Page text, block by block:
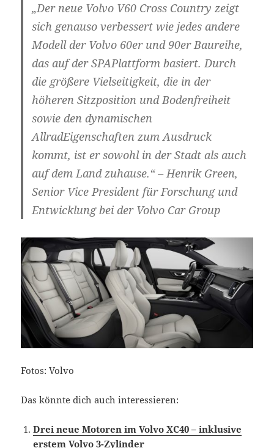
„Der neue Volvo V60 Cross Country zeigt
sich genauso verbessert wie jedes andere
Modell der Volvo 60er und 90er Baureihe,
das auf der SPA­Plattform basiert. Durch
die größere Vielseitigkeit, die in der
höheren Sitzposition und Bodenfreiheit
sowie den dynamischen
Allrad­Eigenschaften zum Ausdruck
kommt, ist er sowohl in der Stadt als auch
auf dem Land zuhause.“ – Henrik Green,
Senior Vice President für Forschung und
Entwicklung bei der Volvo Car Group
Fotos: Volvo
Das könnte dich auch interessieren:
Drei neue Motoren im Volvo XC40 – inklusive
erstem Volvo 3-Zylinder